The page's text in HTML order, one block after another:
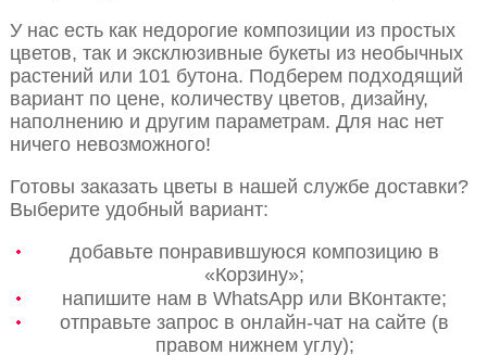
У нас есть как недорогие композиции из простых
цветов, так и эксклюзивные букеты из необычных
растений или 101 бутона. Подберем подходящий
вариант по цене, количеству цветов, дизайну,
наполнению и другим параметрам. Для нас нет
ничего невозможного!
Готовы заказать цветы в нашей службе доставки?
Выберите удобный вариант:
добавьте понравившуюся композицию в
«Корзину»;
напишите нам в WhatsApp или ВКонтакте;
отправьте запрос в онлайн-чат на сайте (в
правом нижнем углу);